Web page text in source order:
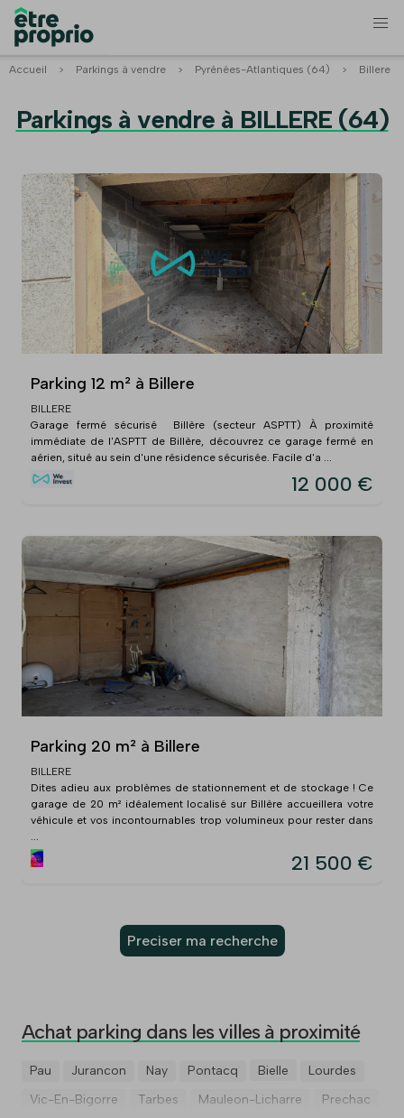
Accueil > Parkings à vendre > Pyrénées-Atlantiques (64) > Billere
Parkings à vendre à BILLERE (64)
Parking 12 m² à Billere
BILLERE
Garage fermé sécurisé  Billère (secteur ASPTT) À proximité
immédiate de l'ASPTT de Billère, découvrez ce garage fermé en
aérien, situé au sein d'une résidence sécurisée. Facile d'a ...
12 000 €
Parking 20 m² à Billere
BILLERE
Dites adieu aux problèmes de stationnement et de stockage ! Ce
garage de 20 m² idéalement localisé sur Billère accueillera votre
véhicule et vos incontournables trop volumineux pour rester dans
...
21 500 €
Preciser ma recherche
Achat parking dans les villes à proximité
Pau Jurancon Nay Pontacq Bielle
Lourdes
Vic-En-Bigorre
Tarbes Mauleon-Licharre Prechac